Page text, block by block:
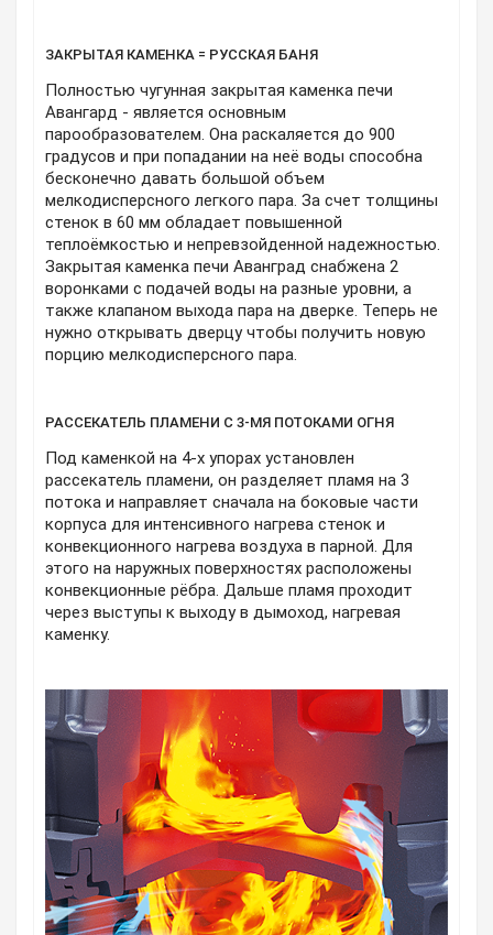
ЗАКРЫТАЯ КАМЕНКА = РУССКАЯ БАНЯ
Полностью чугунная закрытая каменка печи
Авангард - является основным
парообразователем. Она раскаляется до 900
градусов и при попадании на неё воды способна
бесконечно давать большой объем
мелкодисперсного легкого пара. За счет толщины
стенок в 60 мм обладает повышенной
теплоёмкостью и непревзойденной надежностью.
Закрытая каменка печи Аванград снабжена 2
воронками с подачей воды на разные уровни, а
также клапаном выхода пара на дверке. Теперь не
нужно открывать дверцу чтобы получить новую
порцию мелкодисперсного пара.
РАССЕКАТЕЛЬ ПЛАМЕНИ С 3-МЯ ПОТОКАМИ ОГНЯ
Под каменкой на 4-х упорах установлен
рассекатель пламени, он разделяет пламя на 3
потока и направляет сначала на боковые части
корпуса для интенсивного нагрева стенок и
конвекционного нагрева воздуха в парной. Для
этого на наружных поверхностях расположены
конвекционные рёбра. Дальше пламя проходит
через выступы к выходу в дымоход, нагревая
каменку.